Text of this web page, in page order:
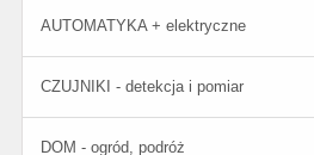
AUTOMATYKA + elektryczne
CZUJNIKI - detekcja i pomiar
DOM - ogród, podróż